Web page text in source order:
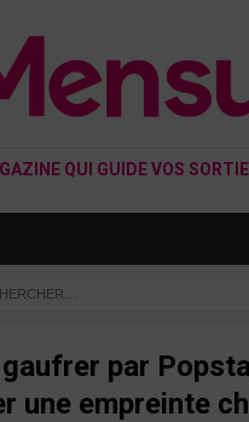
QUI GUIDE VOS
par
une empreinte